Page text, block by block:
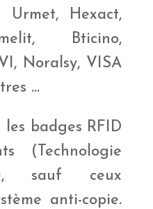
Urmet, Hexact,
Bticino,
Noralsy, VISA
…
les badges RFID
(Technologie
sauf ceux
anti-copie.